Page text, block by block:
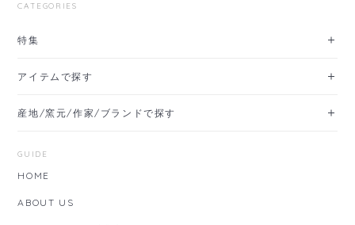
CATEGORIES
特集
アイテムで探す
産地/窯元/作家/ブランドで探す
GUIDE
HOME
ABOUT US